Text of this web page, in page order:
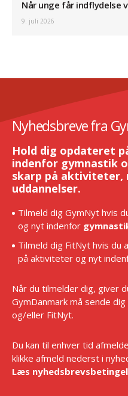
Når unge får indflydelse
9. juli 2026
Nyhedsbreve fra
Hold dig opdateret
indenfor gymnastik
skarp på aktiviteter,
uddannelser.
Tilmeld dig GymNyt hvis
og nyt indenfor
Tilmeld dig FitNyt hvis du
på aktiviteter og nyt
Når du tilmelder dig, giver
GymDanmark må sende
og/eller FitNyt.
Du kan til enhver tid
klikke afmeld nederst i
Læs